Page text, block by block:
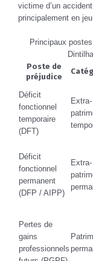
victime d’un
principalement en
Principaux
Poste de
préjudice
Déficit
fonctionnel
temporaire
(DFT)
Extra-
Déficit
fonctionnel
permanent
(DFP / AIPP)
Extra-
Pertes de
gains
professionnels